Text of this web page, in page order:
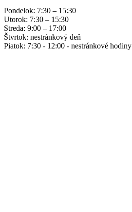
Pondelok: 7:30 – 15:30
Utorok: 7:30 – 15:30
Streda: 9:00 – 17:00
Štvrtok: nestránkový deň
Piatok: 7:30 - 12:00 - nestránkové hodiny